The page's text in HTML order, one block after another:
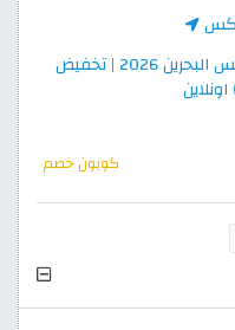
الرجوع إلى كوبونات خصم كروكس البحرين 2026 | تخفيض
كوبون خصم